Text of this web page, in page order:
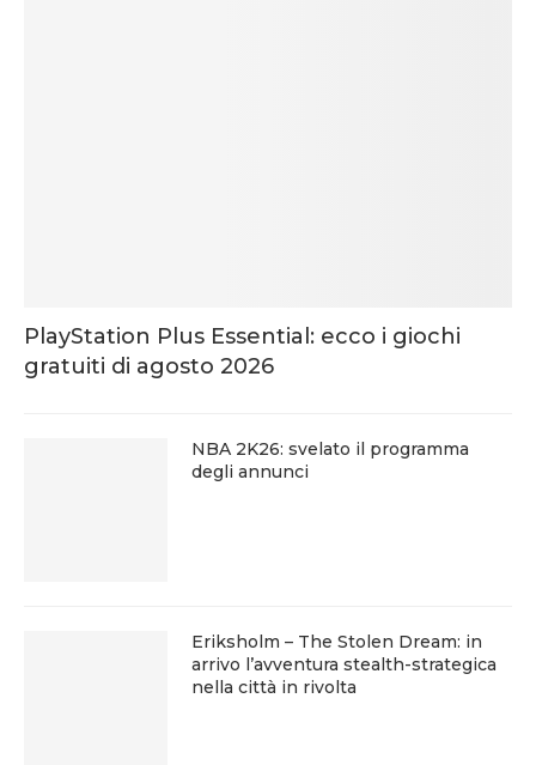
PlayStation Plus Essential: ecco i giochi
gratuiti di agosto 2026
NBA 2K26: svelato il programma
degli annunci
Eriksholm – The Stolen Dream: in
arrivo l’avventura stealth-strategica
nella città in rivolta